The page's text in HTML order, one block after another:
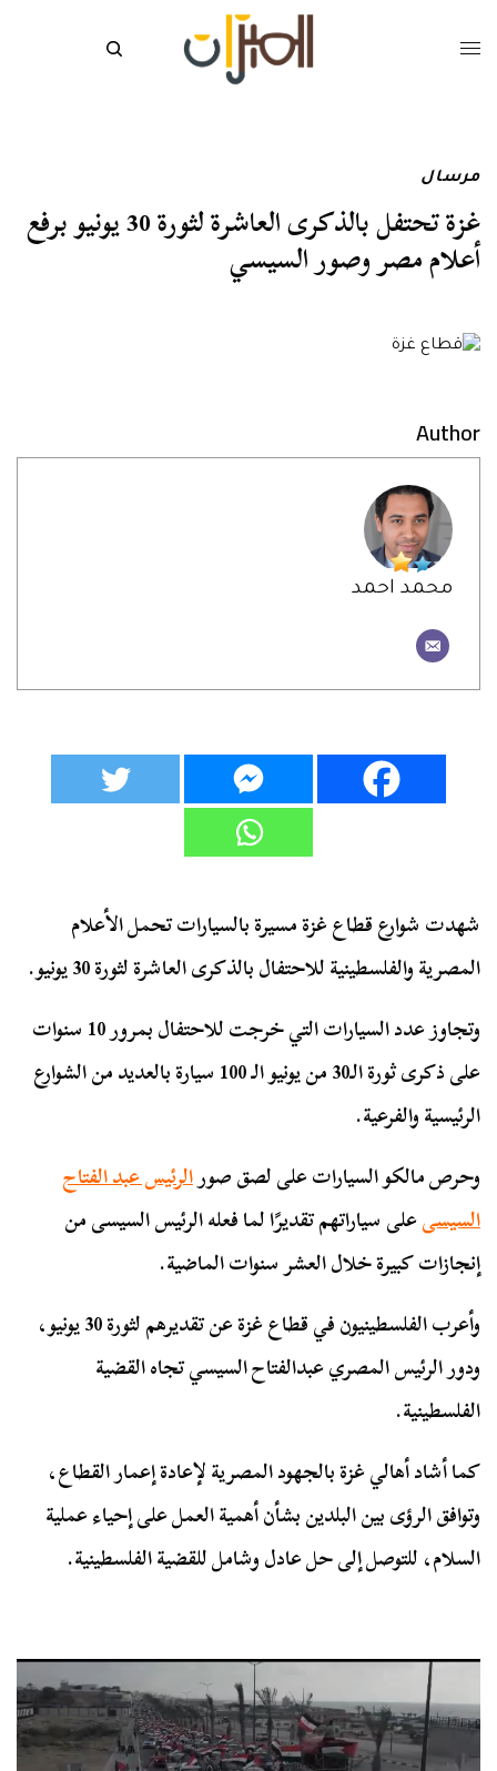
مرسال
غزة تحتفل بالذكرى العاشرة لثورة 30 يونيو برفع
أعلام مصر وصور السيسي
Author
محمد احمد
شهدت شوارع قطاع غزة مسيرة بالسيارات تحمل الأعلام
المصرية والفلسطينية للاحتفال بالذكرى العاشرة لثورة 30 يونيو.
وتجاوز عدد السيارات التي خرجت للاحتفال بمرور 10 سنوات
على ذكرى ثورة الـ30 من يونيو الـ 100 سيارة بالعديد من الشوارع
الرئيسية والفرعية.
وحرص مالكو السيارات على لصق صورالرئيس عبد الفتاح
السيسىعلى سياراتهم تقديرًا لما فعله الرئيس السيسى من
إنجازات كبيرة خلال العشر سنوات الماضية.
وأعرب الفلسطينيون في قطاع غزة عن تقديرهم لثورة 30 يونيو،
ودور الرئيس المصري عبدالفتاح السيسي تجاه القضية
الفلسطينية.
كما أشاد أهالي غزة بالجهود المصرية لإعادة إعمار القطاع،
وتوافق الرؤى بين البلدين بشأن أهمية العمل على إحياء عملية
السلام، للتوصل إلى حل عادل وشامل للقضية الفلسطينية.